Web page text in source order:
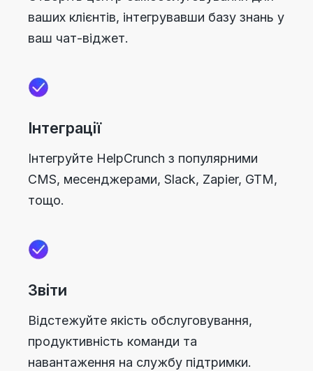
ваших клієнтів, інтегрувавши базу знань у
ваш чат-віджет.
Інтеграції
Інтегруйте HelpCrunch з популярними
CMS, месенджерами, Slack, Zapier, GTM,
тощо.
Звіти
Відстежуйте якість обслуговування,
продуктивність команди та
навантаження на службу підтримки.